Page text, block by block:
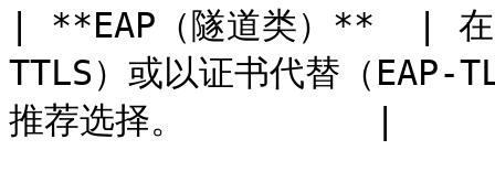
| **EAP（隧道类）**  | 在
TTLS）或以证书代替（
推荐选择。         |